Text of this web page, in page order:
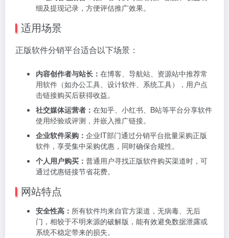
细及提现记录，方便评估推广效果。
适用场景
正版软件分销平台适合以下场景：
内容创作者与站长： 在博客、导航站、资源站中推荐常
用软件（如办公工具、设计软件、系统工具），用户点
击链接购买后获得收益。
社交媒体运营者： 在知乎、小红书、B站等平台分享软件
使用经验或评测，并嵌入推广链接。
企业软件采购： 企业IT部门通过分销平台批量采购正版
软件，享受集中采购优惠，同时确保合规性。
个人用户购买： 普通用户寻找正版软件购买渠道时，可
通过优惠链接节省花费。
网站特点
安全性高： 所有软件均来自官方渠道，无病毒、无后
门，相较于不明来源的破解版，能有效避免数据泄露或
系统不稳定带来的损失。